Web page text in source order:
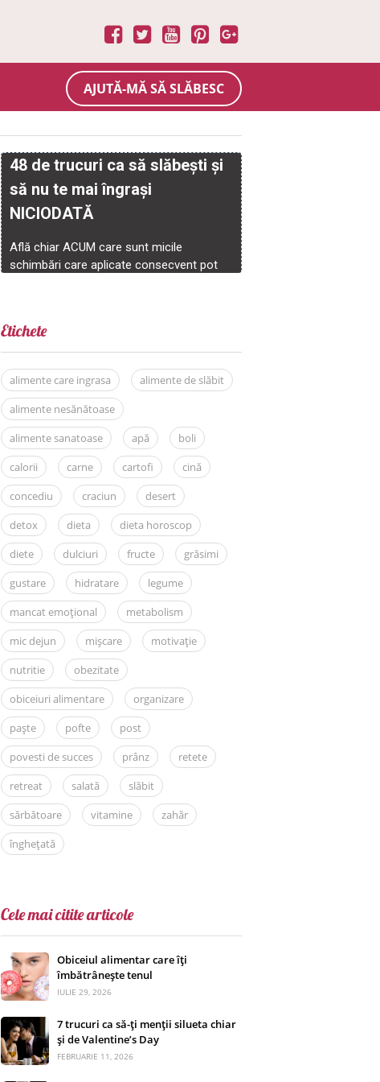
AJUTĂ-MĂ SĂ SLĂBESC
Etichete
alimente care ingrasa
alimente de slăbit
alimente nesănătoase
alimente sanatoase
apă
boli
calorii
carne cartofi
cină
concediu
craciun
desert
detox
dieta
dieta horoscop
diete
dulciuri fructe
grăsimi
gustare
hidratare
legume
mancat emoțional
metabolism
mic dejun
mișcare
motivație
nutritie
obezitate
obiceiuri alimentare
organizare
paște
pofte
post
povesti de succes
prânz
retete
retreat
salată
slăbit
sărbătoare
vitamine
zahăr
înghețată
Cele mai citite articole
Obiceiul alimentar care îți
îmbătrânește tenul
IULIE 29, 2026
7 trucuri ca să-ți menții silueta chiar
și de Valentine’s Day
FEBRUARIE 11, 2026